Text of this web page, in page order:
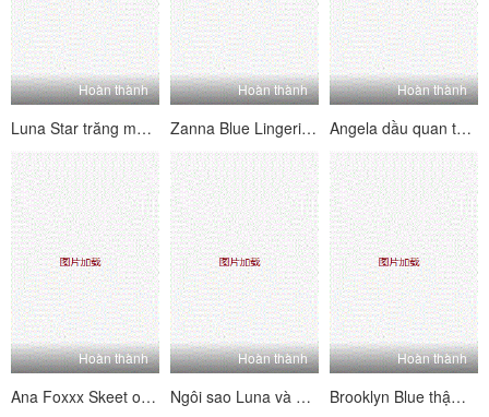
Hoàn thành
Luna Star trăng mật Rubdown
Hoàn thành
Zanna Blue Lingerie Rubdown
Hoàn thành
Angela dầu quan tâm trắng
Hoàn thành
Ana Foxxx Skeet of Foot
Hoàn thành
Ngôi sao Luna và Madison Ivy đối xử với chúng tôi quyền
Hoàn thành
Brooklyn Blue thậm chí là một bác sĩ [N1C]